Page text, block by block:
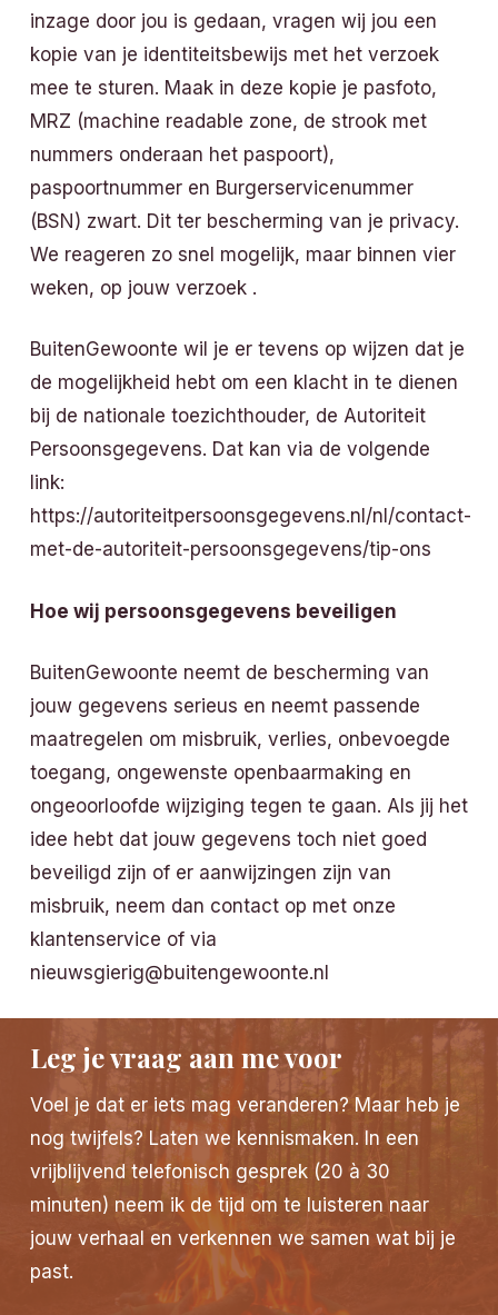
inzage door jou is gedaan, vragen wij jou een
kopie van je identiteitsbewijs met het verzoek
mee te sturen. Maak in deze kopie je pasfoto,
MRZ (machine readable zone, de strook met
nummers onderaan het paspoort),
paspoortnummer en Burgerservicenummer
(BSN) zwart. Dit ter bescherming van je privacy.
We reageren zo snel mogelijk, maar binnen vier
weken, op jouw verzoek .
BuitenGewoonte wil je er tevens op wijzen dat je
de mogelijkheid hebt om een klacht in te dienen
bij de nationale toezichthouder, de Autoriteit
Persoonsgegevens. Dat kan via de volgende
link:
https://autoriteitpersoonsgegevens.nl/nl/contact-
met-de-autoriteit-persoonsgegevens/tip-ons
Hoe wij persoonsgegevens beveiligen
BuitenGewoonte neemt de bescherming van
jouw gegevens serieus en neemt passende
maatregelen om misbruik, verlies, onbevoegde
toegang, ongewenste openbaarmaking en
ongeoorloofde wijziging tegen te gaan. Als jij het
idee hebt dat jouw gegevens toch niet goed
beveiligd zijn of er aanwijzingen zijn van
misbruik, neem dan contact op met onze
klantenservice of via
nieuwsgierig@buitengewoonte.nl
Leg je vraag aan me voor
Voel je dat er iets mag veranderen? Maar heb je
nog twijfels? Laten we kennismaken. In een
vrijblijvend telefonisch gesprek (20 à 30
minuten) neem ik de tijd om te luisteren naar
jouw verhaal en verkennen we samen wat bij je
past.